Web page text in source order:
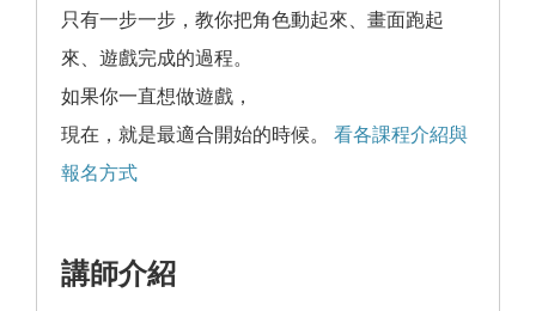
只有一步一步，教你把角色動起來、畫面跑起
來、遊戲完成的過程。
如果你一直想做遊戲，
現在，就是最適合開始的時候。 看各課程介紹與
報名方式
講師介紹